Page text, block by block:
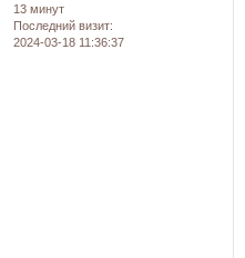
13 минут
Последний визит:
2024-03-18 11:36:37